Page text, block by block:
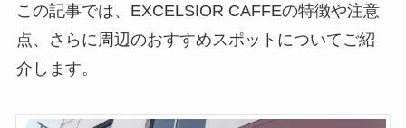
この記事では、EXCELSIOR CAFFEの特徴や注意
点、さらに周辺のおすすめスポットについてご紹
介します。